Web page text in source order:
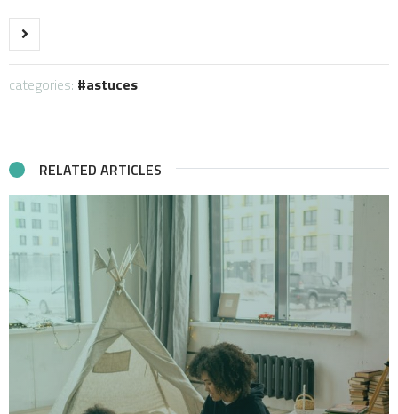
categories: astuces
RELATED ARTICLES